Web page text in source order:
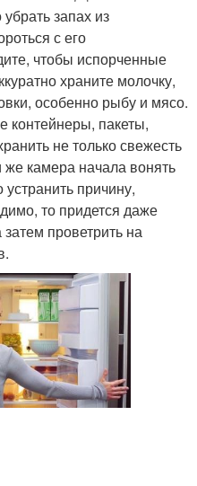
запах из
с его
чтобы испорченные
храните молочку,
особенно рыбу и мясо.
контейнеры, пакеты,
не только свежесть
же камера начала вонять
причину,
то придется даже
проветрить на